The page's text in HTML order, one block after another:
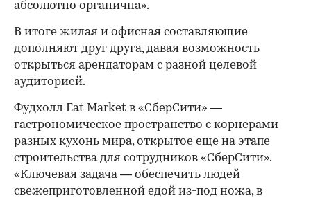
абсолютно органична».
В итоге жилая и офисная составляющие
дополняют друг друга, давая возможность
открыться арендаторам с разной целевой
аудиторией.
Фудхолл Eat Market в «СберСити» —
гастрономическое пространство с корнерами
разных кухонь мира, открытое еще на этапе
строительства для сотрудников «СберСити».
«Ключевая задача — обеспечить людей
свежеприготовленной едой из-под ножа, в